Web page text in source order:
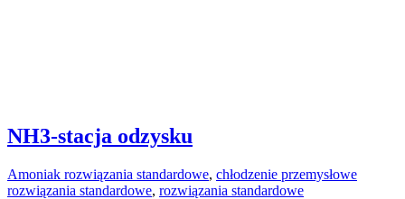
NH3-stacja odzysku
Amoniak rozwiązania standardowe, chłodzenie przemysłowe
rozwiązania standardowe, rozwiązania standardowe